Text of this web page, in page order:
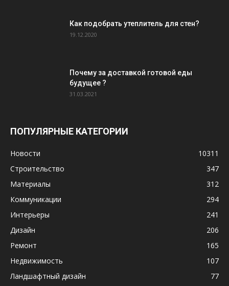
Как подобрать утеплитель для стен?
19.12.2020
Почему за доставкой готовой еды
будущее ?
31.03.2021
ПОПУЛЯРНЫЕ КАТЕГОРИИ
Новости
10311
Строительство
347
Материалы
312
Коммуникации
294
Интерьеры
241
Дизайн
206
Ремонт
165
Недвижимость
107
Ландшафтный дизайн
77